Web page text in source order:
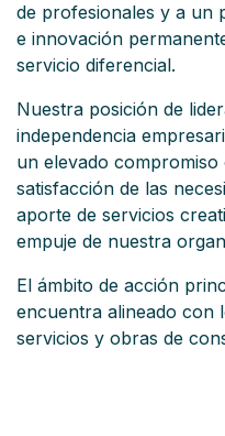
de profesionales y a un
e innovación
servicio diferencial.
Nuestra posición de
independencia
un elevado
satisfacción de las
aporte de servicios
empuje de nuestra
El ámbito de acción
encuentra alineado con
servicios y obras de